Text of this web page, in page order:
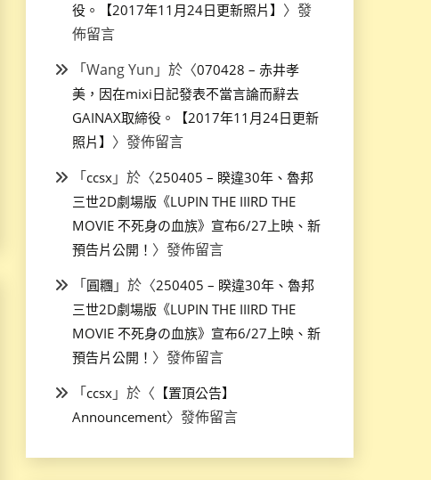
役。【2017年11月24日更新照片】 〉發
佈留言
「Wang Yun 」於〈070428 – 赤井孝
美，因在mixi日記發表不當言論而辭去
GAINAX取締役。【2017年11月24日更新
照片】 〉發佈留言
「ccsx」於〈250405 – 睽違30年、魯邦
三世2D劇場版《LUPIN THE IIIRD THE
MOVIE 不死身の血族》宣布6/27上映、新
預告片公開！ 〉發佈留言
「圓糰」於〈250405 – 睽違30年、魯邦
三世2D劇場版《LUPIN THE IIIRD THE
MOVIE 不死身の血族》宣布6/27上映、新
預告片公開！ 〉發佈留言
「ccsx」於〈 【置頂公告】
Announcement〉發佈留言